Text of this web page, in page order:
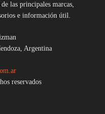
las principales marcas,
e información útil.
Argentina
reservados